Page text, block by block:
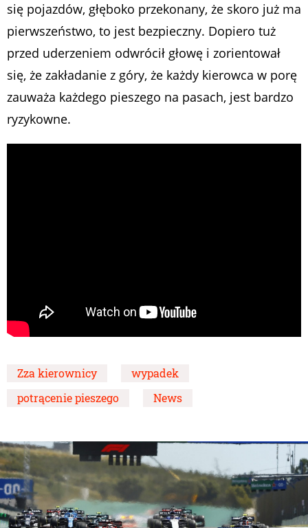
się pojazdów, głęboko przekonany, że skoro już ma
pierwszeństwo, to jest bezpieczny. Dopiero tuż
przed uderzeniem odwrócił głowę i zorientował
się, że zakładanie z góry, że każdy kierowca w porę
zauważa każdego pieszego na pasach, jest bardzo
ryzykowne.
Zza kierownicy
wypadek
potrącenie pieszego
News